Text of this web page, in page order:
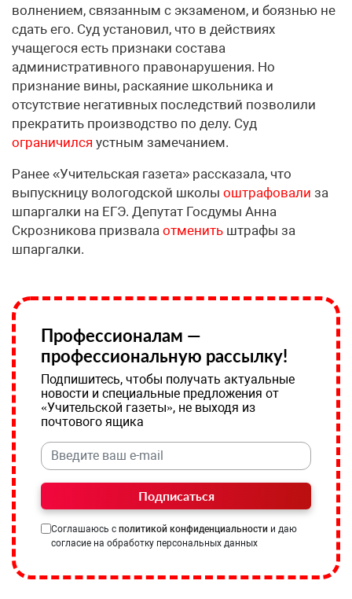
волнением, связанным с экзаменом, и боязнью не
сдать его. Суд установил, что в действиях
учащегося есть признаки состава
административного правонарушения. Но
признание вины, раскаяние школьника и
отсутствие негативных последствий позволили
прекратить производство по делу. Суд
ограничился устным замечанием.
Ранее «Учительская газета» рассказала, что
выпускницу вологодской школы оштрафовали за
шпаргалки на ЕГЭ. Депутат Госдумы Анна
Скрозникова призвала отменить штрафы за
шпаргалки.
Профессионалам —
профессиональную рассылку!
Подпишитесь, чтобы получать актуальные
новости и специальные предложения от
«Учительской газеты», не выходя из
почтового ящика
Подписаться
Соглашаюсь с политикой конфиденциальности и даю
согласие на обработку персональных данных